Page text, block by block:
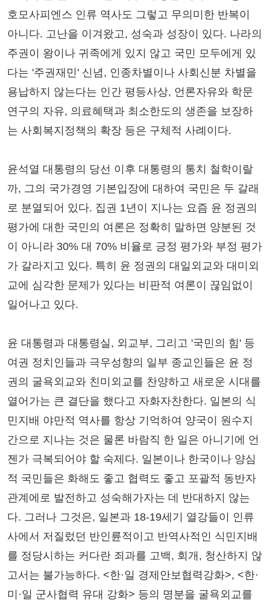
호모사피엔스 인류 역사도 그렇고 무의미한 반복이
아니다. 고난을 이겨왔고, 성숙과 성장이 있다. 나라의
주권이 왕이나 귀족에게 있지 않고 국민 모두에게 있
다는 '주권재민' 신념, 인종차별이나 사회신분 차별을
용납하지 않는다는 인간 평등사상, 언론자유와 학문
연구의 자유, 의료혜택과 최소한도의 생존을 보장하
는 사회복지정책의 확장 등은 구체적 사례이다.
윤석열 대통령의 당선 이후 대통령의 통치 철학이랄
까, 그의 국가경영 기본입장에 대하여 국민은 두 갈래
로 분열되어 있다. 집권 1년이 지나는 요즘 윤 정권의
평가에 대한 국민의 여론은 정확히 말하면 양분된 것
이 아니라 30% 대 70% 비율로 긍정 평가와 부정 평가
가 갈라지고 있다. 특히 윤 정권의 대일외교와 대미외
교에 심각한 문제가 있다는 비판적 여론이 끊임없이
일어나고 있다.
윤 대통령과 대통령실, 외교부, 그리고 '국민의 힘' 등
여권 정치인들과 극우성향의 일부 종교인들은 윤 정
권의 굴욕외교와 친미외교를 찬양하고 새로운 시대를
열어가는 큰 결단을 했다고 자화자찬한다. 일본의 식
민지배 야만적 역사를 항상 기억하여 양국이 원수지
간으로 지나는 것은 물론 바람직 한 일은 아니기에 언
젠가 극복되어야 할 숙제다. 일본이나 한국이나 양심
적 국민들은 화해도 좋고 협력도 좋고 포괄적 동반자
관계에로 발전하고 성숙해가자는 데 반대하지 않는
다. 그러나 그것은, 일본과 18-19세기 열강들이 인류
사에서 저질렀던 반인륜적이고 반역사적인 식민지배
를 정당시하는 커다란 죄과를 고백, 회개, 청산하지 않
고서는 불가능하다. <한·일 경제안보협력강화>, <한·
미·일 군사협력 유대 강화> 등의 명분을 굴욕외교를